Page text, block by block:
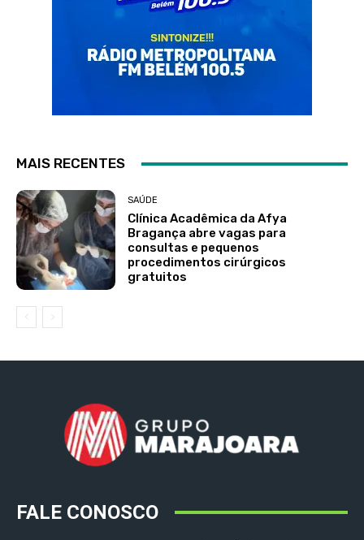
MAIS RECENTES
SAÚDE
Clínica Acadêmica da Afya
Bragança abre vagas para
consultas e pequenos
procedimentos cirúrgicos
gratuitos
FALE CONOSCO